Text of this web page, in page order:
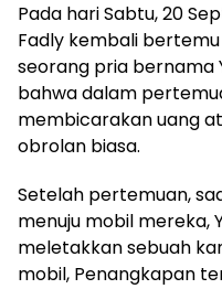
​Pada hari Sabtu, 20
Fadly kembali
seorang pria bernama
bahwa dalam
membicarakan uang
obrolan biasa.
​Setelah pertemuan,
menuju mobil mereka,
meletakkan sebuah
mobil, Penangkapan